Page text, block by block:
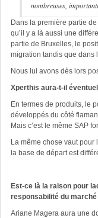
nombreuses,
Dans la première partie
qu’il y a là aussi une
partie de Bruxelles, le
migration tandis que dans
Nous lui avons dès lors
Xperthis aura-t-il
En termes de produits, le
développés du côté
Mais c’est le même SAP
La même chose vaut
la base de départ est
Est-ce là la raison pour
responsabilité du
Ariane Magera aura une